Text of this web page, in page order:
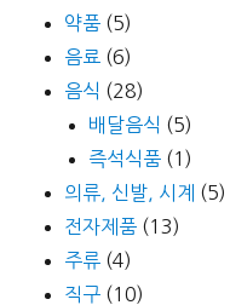
약품 (5)
음료 (6)
음식 (28)
배달음식 (5)
즉석식품 (1)
의류, 신발, 시계 (5)
전자제품 (13)
주류 (4)
직구 (10)